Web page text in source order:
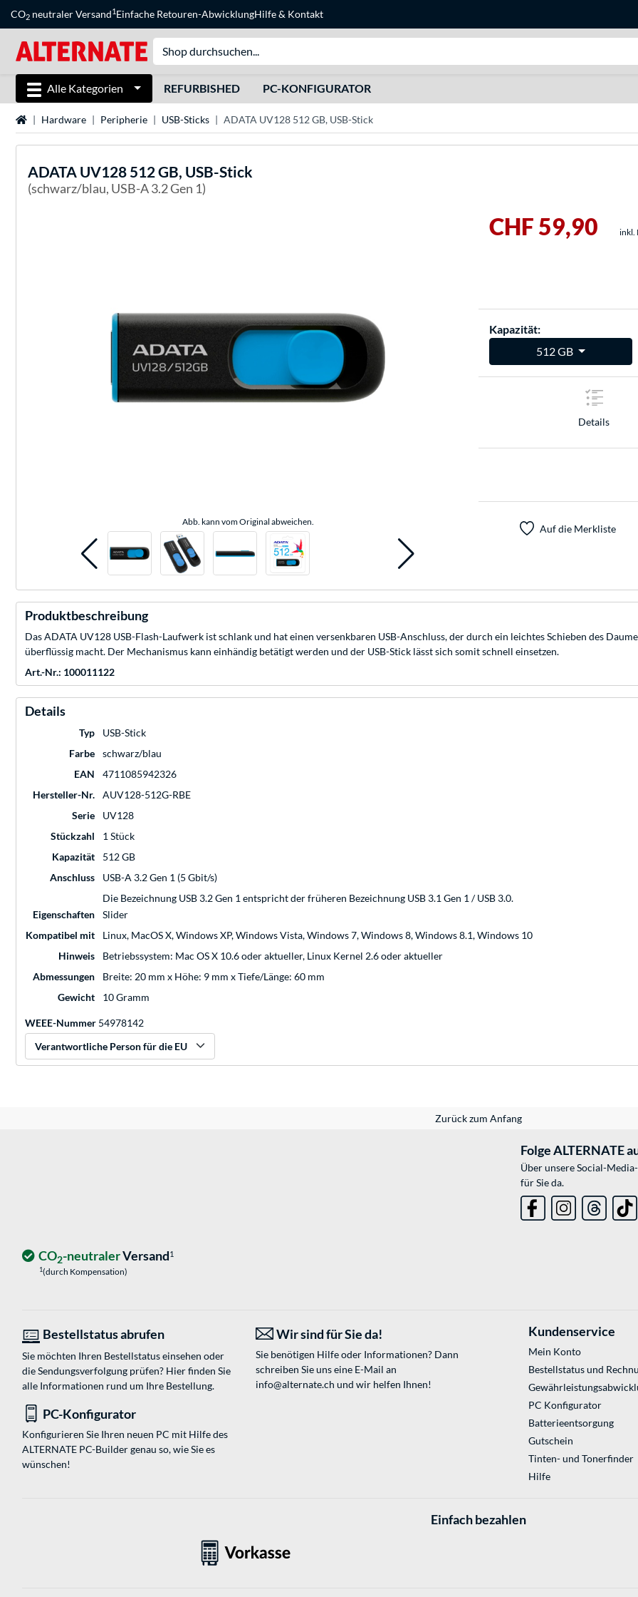
CO2 neutraler Versand1Einfache Retouren-AbwicklungHilfe& Kontakt
Alle Kategorien REFURBISHED PC-KONFIGURATOR
StartseiteHardware Peripherie USB-Sticks ADATA UV128 512 GB, USB-Stick
ADATA UV128 512 GB, USB-Stick
(schwarz/blau, USB-A 3.2 Gen 1)
Abb. kann vom Original abweichen.
CHF 59,90 inkl.
Kapazität:
512 GB
Details
Auf die Merkliste
Produktbeschreibung
Das ADATA UV128 USB-Flash-Laufwerk ist schlank und hat einen versenkbaren USB-Anschluss, der durch ein leichtes Schieben des
überflüssig macht. Der Mechanismus kann einhändig betätigt werden und der USB-Stick lässt sich somit schnell einsetzen.
Art.-Nr.: 100011122
Details
Typ
USB-Stick
Farbe
schwarz/blau
EAN
4711085942326
Hersteller-Nr.
AUV128-512G-RBE
Serie
UV128
Stückzahl
1 Stück
Kapazität
512 GB
Anschluss
USB-A 3.2 Gen 1 (5 Gbit/s)
Die Bezeichnung USB 3.2 Gen 1 entspricht der früheren Bezeichnung USB 3.1 Gen 1 / USB 3.0.
Eigenschaften
Slider
Kompatibel mit
Linux, MacOS X, Windows XP, Windows Vista, Windows 7, Windows 8, Windows 8.1, Windows 10
Hinweis
Betriebssystem: Mac OS X 10.6 oder aktueller, Linux Kernel 2.6 oder aktueller
Abmessungen
Breite: 20 mm x Höhe: 9 mm x Tiefe/Länge: 60 mm
Gewicht
10 Gramm
WEEE-Nummer 54978142
Verantwortliche Person für die EU
Zurück zum Anfang
Folge ALTERNATE
Über unsere Social-
für Sie da.
CO2-neutralerVersand1
1(durch Kompensation)
Bestellstatus abrufen
Sie möchten Ihren Bestellstatus einsehen oder
die Sendungsverfolgung prüfen? Hier finden Sie
alle Informationen rund um Ihre Bestellung.
Wir sind für Sie da!
Sie benötigen Hilfe oder Informationen? Dann
schreiben Sie uns eine E-Mail an
info@alternate.ch und wir helfen Ihnen!
PC-Konfigurator
Konfigurieren Sie Ihren neuen PC mit Hilfe des
ALTERNATE PC-Builder genau so, wie Sie es
wünschen!
Kundenservice
Mein Konto
Bestellstatus und
PC Konfigurator
Batterieentsorgung
Gutschein
Tinten- und Tonerfinder
Hilfe
Einfach bezahlen